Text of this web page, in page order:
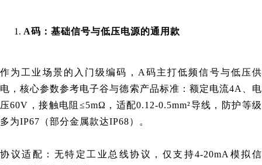
A码：基础信号与低压电源的通用款
作为工业场景的入门级编码，A码主打低频信号与低压供
电，核心参数参考电子谷与德索产品标准：额定电流4A、电
压60V，接触电阻≤5mΩ，适配0.12-0.5mm²导线，防护等级
多为IP67（部分金属款达IP68）。
协议适配：无特定工业总线协议，仅支持4-20mA模拟信